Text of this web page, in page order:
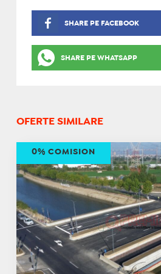
SHARE PE FACEBOOK
SHARE PE WHATSAPP
OFERTE SIMILARE
0% COMISION